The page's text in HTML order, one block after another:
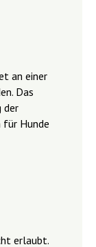
an einer
Das
der
für Hunde
erlaubt.